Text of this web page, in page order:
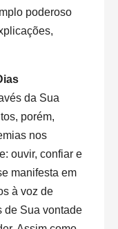
poderoso
da Sua
porém,
nos
ouvir, confiar e
manifesta em
à voz de
de Sua vontade